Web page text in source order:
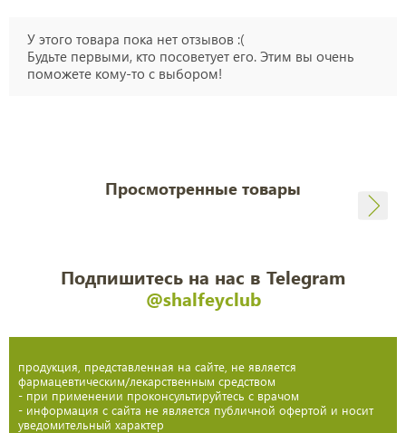
У этого товара пока нет отзывов :(
Будьте первыми, кто посоветует его. Этим вы очень
поможете кому-то с выбором!
Просмотренные товары
Подпишитесь на нас в Telegram
@shalfeyclub
продукция, представленная на сайте, не является
фармацевтическим/лекарственным средством
- при применении проконсультируйтесь с врачом
- информация с сайта не является публичной офертой и носит
уведомительный характер